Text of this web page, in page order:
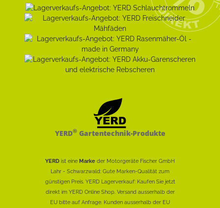
YERD®Gartentechnik-Produkte
YERD ist eine Marke der Motorgeräte Fischer GmbH
Lahr - Schwarzwald: Gute Marken-Qualität zum
günstigen Preis. YERD Lagerverkauf: Kaufen Sie jetzt
direkt im YERD Online Shop. Versand ausserhalb der
EU bitte auf Anfrage. Kunden ausserhalb der EU